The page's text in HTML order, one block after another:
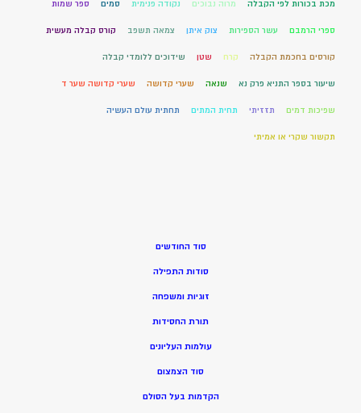
מכת בכורות לפי הקבלה מרוה נבוכים נקודה פנימית סמים ספר שמות
ספרי הרמבם עשר הספירות צוק איתן צמאה תשפב קורס קבלה מעשית
קורסים בחכמת הקבלה קרח שטן שידוכים ללומדי קבלה
שיעור בספר התניא פרק נא שנאה שערי קדושה שערי קדושה שער ד
שפיכות דמים תזזיתי תחית המתים תחתית עולם העשיה
תקשור שקרי או אמיתי
סוד החודשים
סודות התפילה
זוגיות ומשפחה
תורת החסידות
עולמות העליונים
סוד הצמצום
הקדמות בעל הסולם